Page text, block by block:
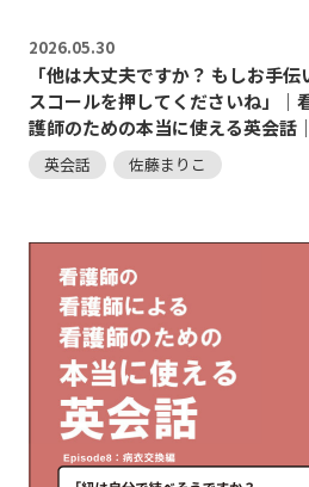
2026.05.30
「他は大丈夫ですか？ もしお手
スコールを押してくださいね」｜
護師のための本当に使える英会話
英会話 佐藤まりこ